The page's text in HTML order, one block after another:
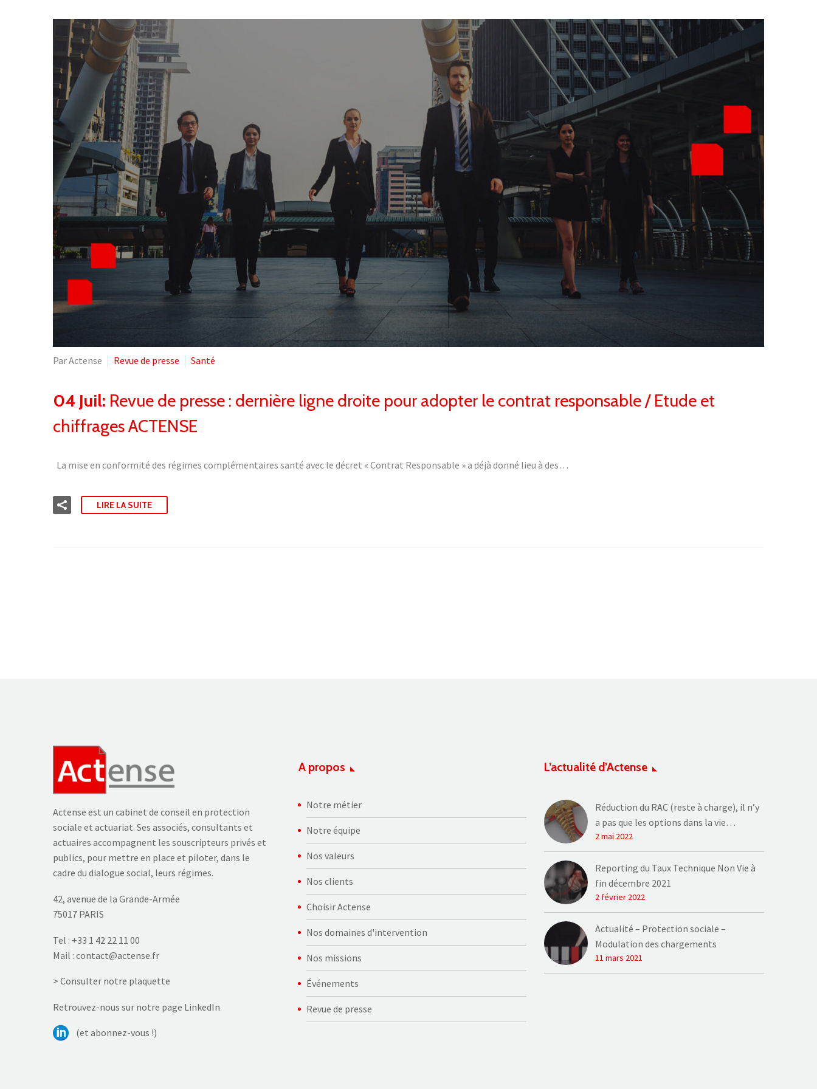
Par Actense Revue de presse Santé
04 Juil: Revue de presse : dernière ligne droite pour adopter le contrat responsable / Etude et
chiffrages ACTENSE
La mise en conformité des régimes complémentaires santé avec le décret « Contrat Responsable » a déjà donné lieu à des…
LIRE LA SUITE
Actense est un cabinet de conseil en protection
sociale et actuariat. Ses associés, consultants et
actuaires accompagnent les souscripteurs privés et
publics, pour mettre en place et piloter, dans le
cadre du dialogue social, leurs régimes.
42, avenue de la Grande-Armée
75017 PARIS
Tel : +33 1 42 22 11 00
Mail : contact@actense.fr
> Consulter notre plaquette
Retrouvez-nous sur notre page LinkedIn
(et abonnez-vous !)
A propos
Notre métier
Notre équipe
Nos valeurs
Nos clients
Choisir Actense
Nos domaines d'intervention
Nos missions
Événements
Revue de presse
L’actualité d’Actense
Réduction du RAC (reste à charge), il n’y
a pas que les options dans la vie…
2 mai 2022
Reporting du Taux Technique Non Vie à
fin décembre 2021
2 février 2022
Actualité – Protection sociale –
Modulation des chargements
11 mars 2021